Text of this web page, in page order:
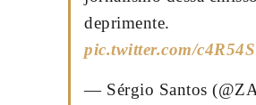
deprimente.
pic.twitter.com/
— Sérgio Santos